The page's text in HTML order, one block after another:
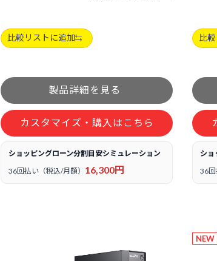
比較リストに追加
カスタマイズ・購入はこちら
ショッピングローン分割目安シミュレーション
36回払い（税込/月額） 16,300円
比
ショ
36回
NEW